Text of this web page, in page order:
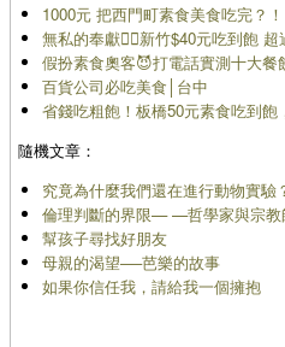
1000元 把西門町素食美食吃完？！
無私的奉獻🙇‍♂️新竹$40元吃到飽
假扮素食奧客😈打電話實測十大
百貨公司必吃美食│台中
省錢吃粗飽！板橋50元素食吃到
隨機文章：
究竟為什麼我們還在進行動物實驗
倫理判斷的界限— —哲學家與宗教
幫孩子尋找好朋友
母親的渴望──芭樂的故事
如果你信任我，請給我一個擁抱